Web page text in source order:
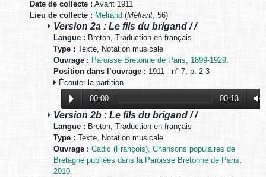
Date de collecte : Avant 1911
Lieu de collecte : Melrand (Mêlrant, 56)
Version 2a : Le fils du brigand / /
Langue : Breton, Traduction en français
Type : Texte, Notation musicale
Ouvrage : Paroisse Bretonne de Paris, 1899-1929.
Position dans l’ouvrage : 1911 - n° 7, p. 2-3
Écouter la partition
00:00
00:13
Version 2b : Le fils du brigand / /
Langue : Breton, Traduction en français
Type : Texte, Notation musicale
Ouvrage : Cadic (François), Chansons populaires de
Bretagne publiées dans la Paroisse Bretonne de Paris,
2010.